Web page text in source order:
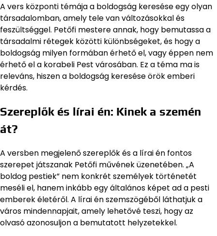
A vers központi témája a boldogság keresése egy olyan
társadalomban, amely tele van változásokkal és
feszültséggel. Petőfi mestere annak, hogy bemutassa a
társadalmi rétegek közötti különbségeket, és hogy a
boldogság milyen formában érhető el, vagy éppen nem
érhető el a korabeli Pest városában. Ez a téma ma is
releváns, hiszen a boldogság keresése örök emberi
kérdés.
Szereplők és lírai én: Kinek a szemén
át?
A versben megjelenő szereplők és a lírai én fontos
szerepet játszanak Petőfi művének üzenetében. „A
boldog pestiek” nem konkrét személyek történetét
meséli el, hanem inkább egy általános képet ad a pesti
emberek életéről. A lírai én szemszögéből láthatjuk a
város mindennapjait, amely lehetővé teszi, hogy az
olvasó azonosuljon a bemutatott helyzetekkel.